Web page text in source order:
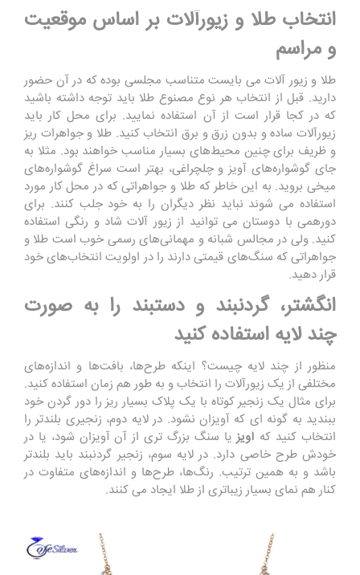
انتخاب طلا و زیورآلات بر اساس موقعیت
و مراسم
طلا و زیور آلات می بایست متناسب مجلسی بوده که در آن حضور
دارید. قبل از انتخاب هر نوع مصنوع طلا باید توجه داشته باشید
که در کجا قرار است از آن استفاده نمایید. برای محل کار باید
زیورآلات ساده و بدون زرق و برق انتخاب کنید. طلا و جواهرات ریز
و ظریف برای چنین محیط‌های بسیار مناسب خواهند بود. مثلا به
جای گوشواره‌های آویز و چلچراغی، بهتر است سراغ گوشواره‌های
میخی بروید. به این خاطر که طلا و جواهراتی که در محل کار مورد
استفاده می شوند نباید نظر دیگران را به خود جلب کنند. برای
دورهمی با دوستان می ‌توانید از زیور آلات شاد و رنگی استفاده
کنید. ولی در مجالس شبانه و مهمانی‌های رسمی خوب است طلا و
جواهراتی که سنگ‌های قیمتی دارند را در اولویت انتخاب‌های خود
قرار دهید.
انگشتر، گردنبند و دستبند را به صورت
چند لایه استفاده کنید
منظور از چند لایه چیست؟ اینکه طرح‌ها، بافت‌ها و اندازه‌های
مختلفی از یک زیورآلات را انتخاب و به ‌طور هم‌ زمان استفاده کنید.
برای مثال یک زنجیر کوتاه با یک پلاک بسیار ریز را دور گردن خود
ببندید به گونه ای که آویزان نشود. در لایه دوم، زنجیری بلندتر را
انتخاب کنید که آویز یا سنگ بزرگ ‌تری از آن آویزان شود، یا در
خودش طرح خاصی دارد. در لایه سوم، زنجیر گردنبند باید بلندتر
باشد و به همین ترتیب. رنگ‌ها، طرح‌ها و اندازه‌های متفاوت در
کنار هم نمای بسیار زیباتری از طلا ایجاد می‌ کنند.